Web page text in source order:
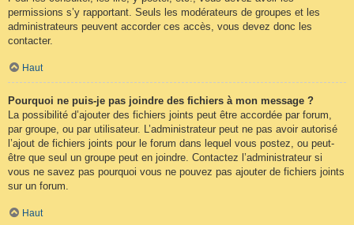
permissions s’y rapportant. Seuls les modérateurs de groupes et les
administrateurs peuvent accorder ces accès, vous devez donc les
contacter.
Haut
Pourquoi ne puis-je pas joindre des fichiers à mon message ?
La possibilité d’ajouter des fichiers joints peut être accordée par forum,
par groupe, ou par utilisateur. L’administrateur peut ne pas avoir autorisé
l’ajout de fichiers joints pour le forum dans lequel vous postez, ou peut-
être que seul un groupe peut en joindre. Contactez l’administrateur si
vous ne savez pas pourquoi vous ne pouvez pas ajouter de fichiers joints
sur un forum.
Haut